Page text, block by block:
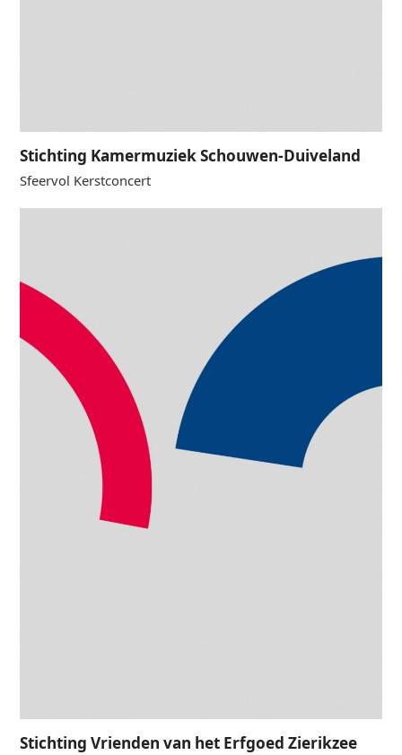
Stichting Kamermuziek Schouwen-Duiveland
Sfeervol Kerstconcert
Stichting Vrienden van het Erfgoed Zierikzee